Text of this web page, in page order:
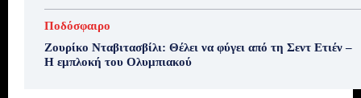
Ποδόσφαιρο
Ζουρίκο Νταβιτασβίλι: Θέλει να φύγει από τη Σεντ Ετιέν –
Η εμπλοκή του Ολυμπιακού